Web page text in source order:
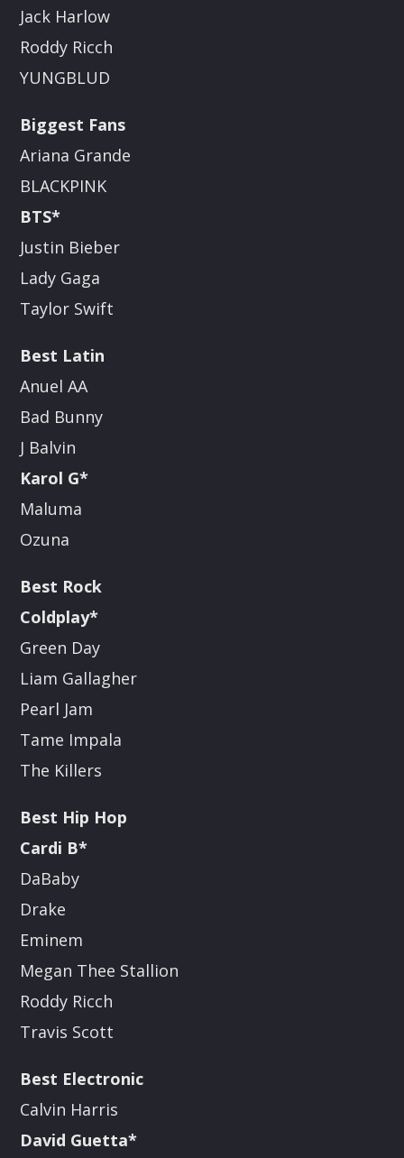
Jack Harlow
Roddy Ricch
YUNGBLUD
Biggest Fans
Ariana Grande
BLACKPINK
BTS*
Justin Bieber
Lady Gaga
Taylor Swift
Best Latin
Anuel AA
Bad Bunny
J Balvin
Karol G*
Maluma
Ozuna
Best Rock
Coldplay*
Green Day
Liam Gallagher
Pearl Jam
Tame Impala
The Killers
Best Hip Hop
Cardi B*
DaBaby
Drake
Eminem
Megan Thee Stallion
Roddy Ricch
Travis Scott
Best Electronic
Calvin Harris
David Guetta*